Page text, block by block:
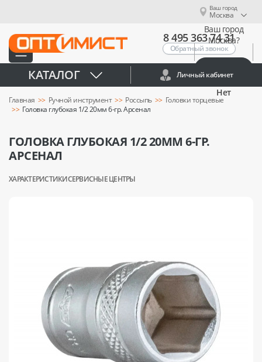
Ваш город
Москва
Ваш город
Москва?
Нет
8 495 363 74 31
Обратный звонок
КАТАЛОГ Личный кабинет
Главная Ручной инструмент Россыпь
Головки торцевые
Головка глубокая 1/2 20мм 6-гр. Арсенал
ГОЛОВКА ГЛУБОКАЯ 1/2 20ММ 6-ГР.
АРСЕНАЛ
ХАРАКТЕРИСТИКИСЕРВИСНЫЕ ЦЕНТРЫ